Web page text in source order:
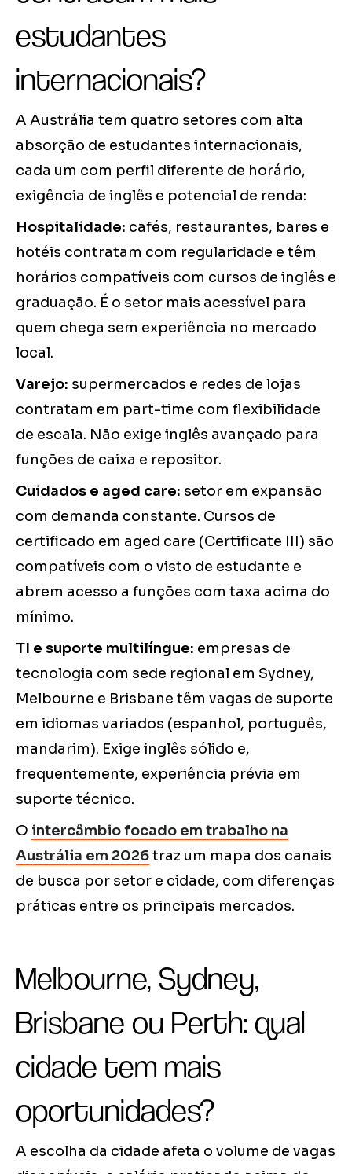
estudantes
internacionais?
A Austrália tem quatro setores com alta
absorção de estudantes internacionais,
cada um com perfil diferente de horário,
exigência de inglês e potencial de renda:
Hospitalidade: cafés, restaurantes, bares e
hotéis contratam com regularidade e têm
horários compatíveis com cursos de inglês e
graduação. É o setor mais acessível para
quem chega sem experiência no mercado
local.
Varejo: supermercados e redes de lojas
contratam em part-time com flexibilidade
de escala. Não exige inglês avançado para
funções de caixa e repositor.
Cuidados e aged care: setor em expansão
com demanda constante. Cursos de
certificado em aged care (Certificate III) são
compatíveis com o visto de estudante e
abrem acesso a funções com taxa acima do
mínimo.
TI e suporte multilíngue: empresas de
tecnologia com sede regional em Sydney,
Melbourne e Brisbane têm vagas de suporte
em idiomas variados (espanhol, português,
mandarim). Exige inglês sólido e,
frequentemente, experiência prévia em
suporte técnico.
O intercâmbio focado em trabalho na
Austrália em 2026traz um mapa dos canais
de busca por setor e cidade, com diferenças
práticas entre os principais mercados.
Melbourne, Sydney,
Brisbane ou Perth: qual
cidade tem mais
oportunidades?
A escolha da cidade afeta o volume de vagas